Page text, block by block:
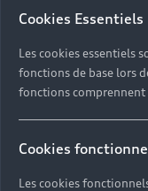
Découvrez les
Cookies Essentiels
Les cookies essentiels
fonctions de base lors
fonctions comprennent
Cookies
Les cookies